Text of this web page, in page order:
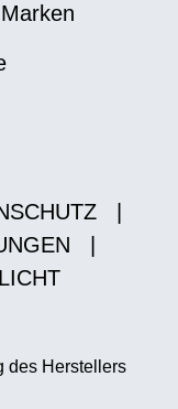
des Herstellers